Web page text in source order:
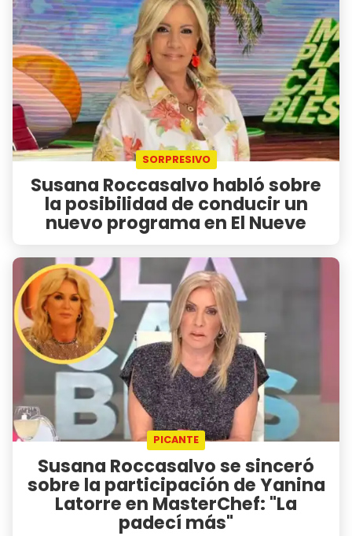
SORPRESIVO
Susana Roccasalvo habló sobre
la posibilidad de conducir un
nuevo programa en El Nueve
PICANTE
Susana Roccasalvo se sinceró
sobre la participación de Yanina
Latorre en MasterChef: "La
padecí más"